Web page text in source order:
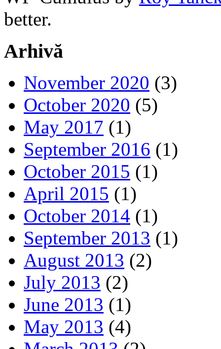
better.
Arhivă
November 2020 (3)
October 2020 (5)
May 2017 (1)
September 2016 (1)
October 2015 (1)
April 2015 (1)
October 2014 (1)
September 2013 (1)
August 2013 (2)
July 2013 (2)
June 2013 (1)
May 2013 (4)